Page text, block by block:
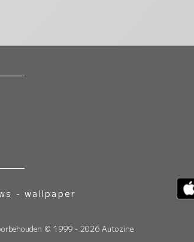
-wallpaper
© 1999 - 2026 Autozine